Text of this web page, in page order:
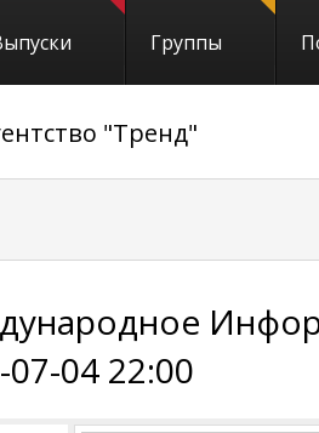
Группы
"Тренд"
07-04 22:00